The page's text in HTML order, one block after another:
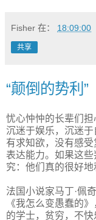
Fisher 在： 18:09:00
共享
“颠倒的势利”
忧心忡忡的长辈们
沉迷于娱乐，沉迷
有求知欲，没有感
表达能力。如果这
究：他们真的很好地
法国小说家马丁·佩
《我怎么变愚蠢的
的学士，贫穷，不